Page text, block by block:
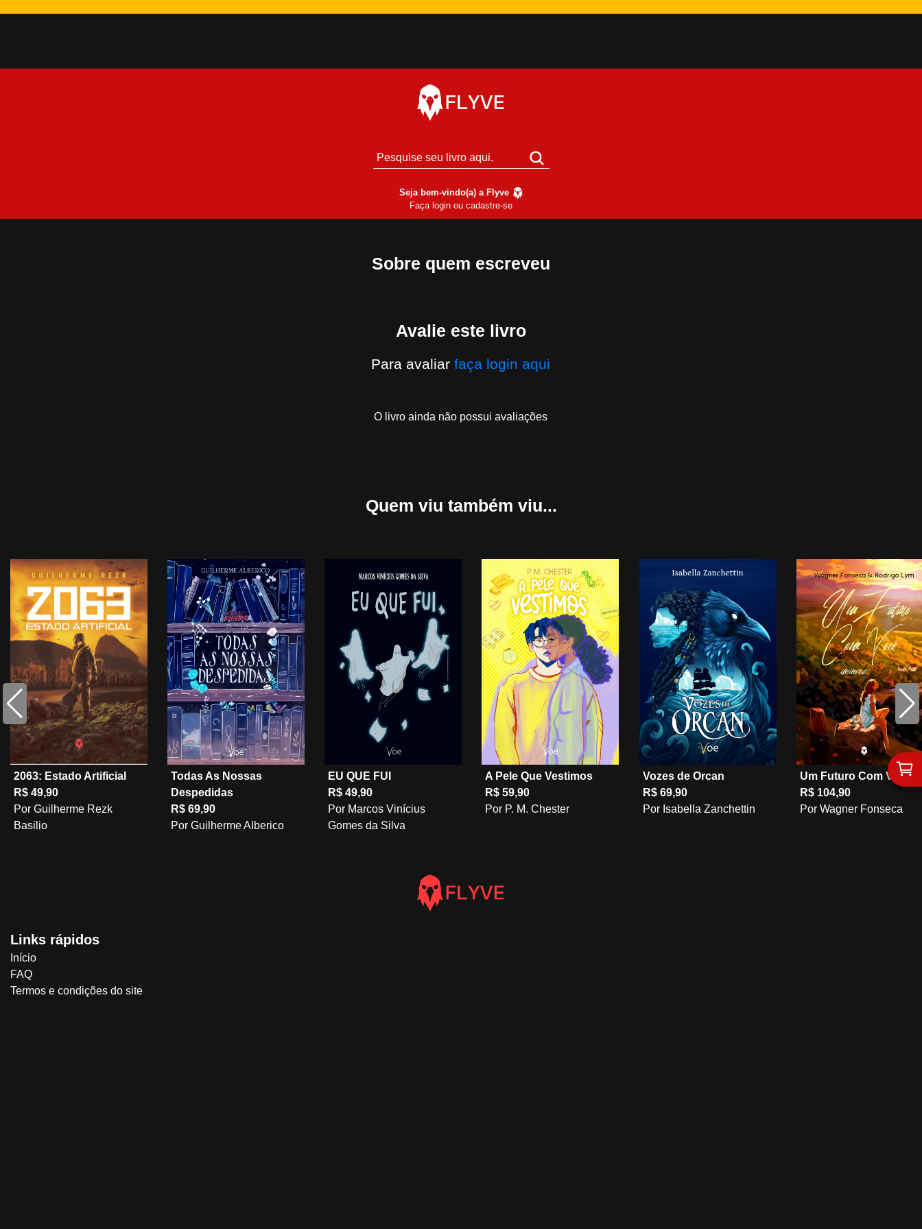
Seja bem-vindo(a) a Flyve
Faça login ou cadastre-se
Sobre quem escreveu
Avalie este livro
Para avaliarfaça login aqui
O livro ainda não possui avaliações
Quem viu também viu...
2063: Estado Artificial
R$ 49,90
Por Guilherme Rezk
Basilio
Todas As Nossas
Despedidas
R$ 69,90
Por Guilherme Alberico
EU QUE FUI
R$ 49,90
Por Marcos Vinícius
Gomes da Silva
A Pele Que Vestimos
R$ 59,90
Por P. M. Chester
Vozes de Orcan
R$ 69,90
Por Isabella Zanchettin
Um Futuro Com Você 2
R$ 104,90
Por Wagner Fonseca
Links rápidos
Início
FAQ
Termos e condições do site